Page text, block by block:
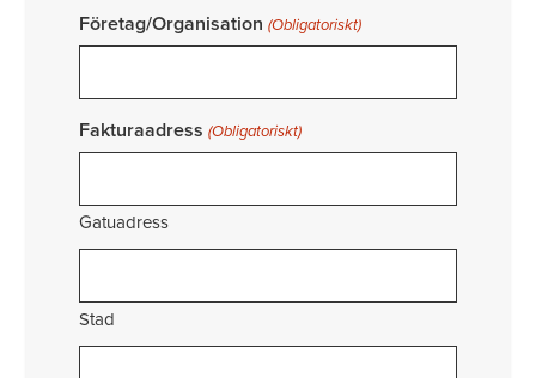
Företag/Organisation (Obligatoriskt)
Fakturaadress (Obligatoriskt)
Gatuadress
Stad